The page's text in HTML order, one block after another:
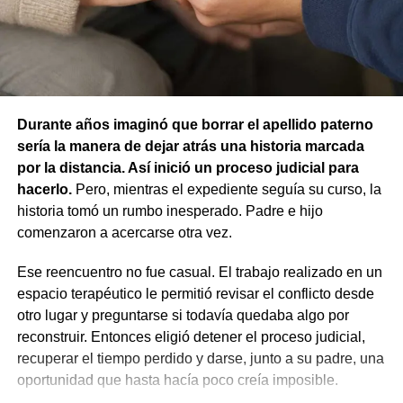
La resolución también descartó la figura de custodia de
animales, ya que esa infracción solo se configura cuando
un animal causa lesiones a una persona por falta de
resultaba aplicable.
El fallo aclaró que el archivo de la causa
contravencional no impide que el dueño del perro
lesionado reclame por la vía civil una indemnización
por los daños que considere haber sufrido.
Durante años imaginó que borrar el apellido paterno
sería la manera de dejar atrás una historia marcada
por la distancia. Así inició un proceso judicial para
hacerlo.Pero, mientras el expediente seguía su curso, la
historia tomó un rumbo inesperado. Padre e hijo
comenzaron a acercarse otra vez.
Ese reencuentro no fue casual. El trabajo realizado en un
espacio terapéutico le permitió revisar el conflicto desde
otro lugar y preguntarse si todavía quedaba algo por
reconstruir. Entonces eligió detener el proceso judicial,
recuperar el tiempo perdido y darse, junto a su padre, una
oportunidad que hasta hacía poco creía imposible.